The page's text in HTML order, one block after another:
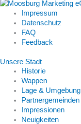
Impressum
Datenschutz
FAQ
Feedback
Unsere Stadt
Historie
Wappen
Lage & Umgebung
Partnergemeinden
Impressionen
Neuigkeiten